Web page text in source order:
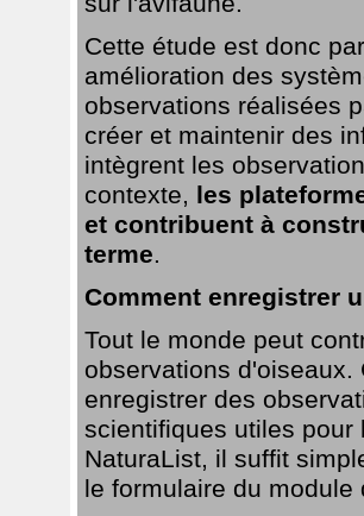
Cette étude est donc
amélioration des
observations réalisées
créer et maintenir des
intègrent les
contexte, les
et contribuent à
terme.
Comment enregistrer
Tout le monde peut
observations
enregistrer des
scientifiques utiles pour
NaturaList, il suffit
le formulaire du module